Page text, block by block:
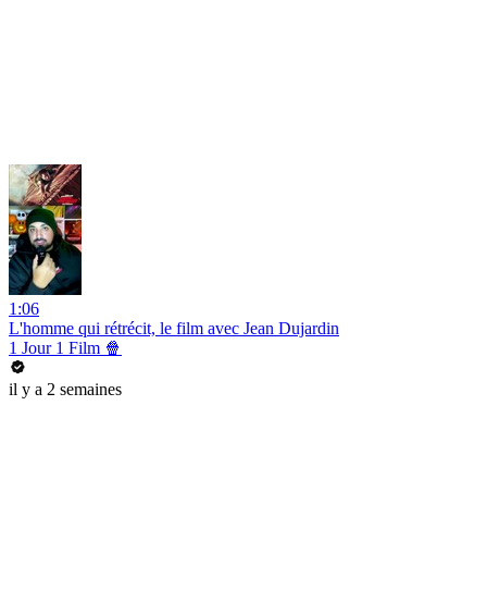
1:06
L'homme qui rétrécit, le film avec Jean Dujardin
1 Jour 1 Film 🍿
il y a 2 semaines